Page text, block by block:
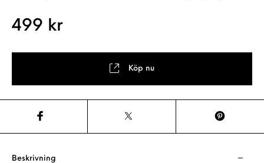
499 kr
Köp nu
Beskrivning